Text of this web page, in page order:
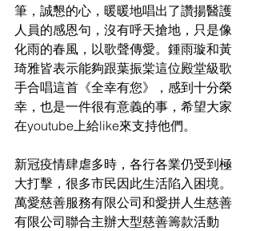
筆，誠懇的心，暖暖地唱出了讚揚醫護
人員的感恩句，沒有呼天搶地，只是像
化雨的春風，以歌聲傳愛。鍾雨璇和黃
琦雅皆表示能夠跟葉振棠這位殿堂級歌
手合唱這首《全幸有您》，感到十分榮
幸，也是一件很有意義的事，希望大家
在youtube上給like來支持他們。
新冠疫情肆虐多時，各行各業仍受到極
大打擊，很多市民因此生活陷入困境。
萬愛慈善服務有限公司和愛拼人生慈善
有限公司聯合主辦大型慈善籌款活動